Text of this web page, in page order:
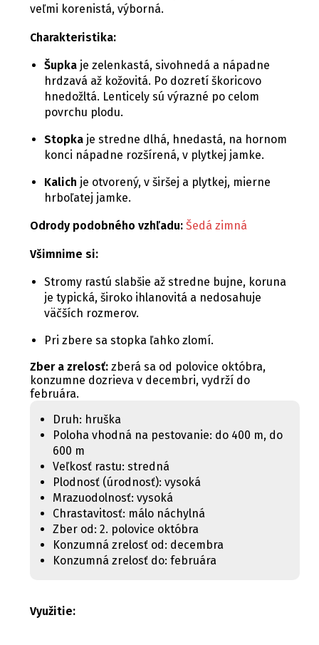
veľmi korenistá, výborná.
Charakteristika:
Šupka je zelenkastá, sivohnedá a nápadne
hrdzavá až kožovitá. Po dozretí škoricovo
hnedožltá. Lenticely sú výrazné po celom
povrchu plodu.
Stopka je stredne dlhá, hnedastá, na hornom
konci nápadne rozšírená, v plytkej jamke.
Kalich je otvorený, v širšej a plytkej, mierne
hrboľatej jamke.
Odrody podobného vzhľadu: Šedá zimná
Všimnime si:
Stromy rastú slabšie až stredne bujne, koruna
je typická, široko ihlanovitá a nedosahuje
väčších rozmerov.
Pri zbere sa stopka ľahko zlomí.
Zber a zrelosť: zberá sa od polovice októbra,
konzumne dozrieva v decembri, vydrží do
februára.
Druh: hruška
Poloha vhodná na pestovanie: do 400 m, do
600 m
Veľkosť rastu: stredná
Plodnosť (úrodnosť): vysoká
Mrazuodolnosť: vysoká
Chrastavitosť: málo náchylná
Zber od: 2. polovice októbra
Konzumná zrelosť od: decembra
Konzumná zrelosť do: februára
Využitie: